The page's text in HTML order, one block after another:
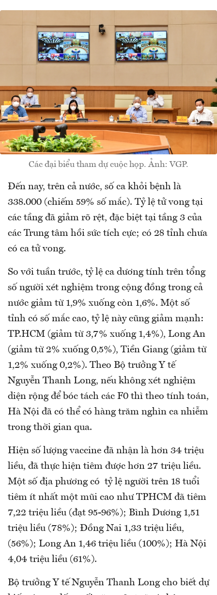
Các đại biểu tham dự cuộc họp. Ảnh: VGP.
Đến nay, trên cả nước, số ca khỏi bệnh là
338.000 (chiếm 59% số mắc). Tỷ lệ tử vong tại
các tầng đã giảm rõ rệt, đặc biệt tại tầng 3 của
các Trung tâm hồi sức tích cực; có 28 tỉnh chưa
có ca tử vong.
So với tuần trước, tỷ lệ ca dương tính trên tổng
số người xét nghiệm trong cộng đồng trong cả
nước giảm từ 1,9% xuống còn 1,6%. Một số
tỉnh có số mắc cao, tỷ lệ này cũng giảm mạnh:
TP.HCM (giảm từ 3,7% xuống 1,4%), Long An
(giảm từ 2% xuống 0,5%), Tiền Giang (giảm từ
1,2% xuống 0,2%). Theo Bộ trưởng Y tế
Nguyễn Thanh Long, nếu không xét nghiệm
diện rộng để bóc tách các F0 thì theo tính toán,
Hà Nội đã có thể có hàng trăm nghìn ca nhiễm
trong thời gian qua.
Hiện số lượng vaccine đã nhận là hơn 34 triệu
liều, đã thực hiện tiêm được hơn 27 triệu liều.
Một số địa phương có tỷ lệ người trên 18 tuổi
tiêm ít nhất một mũi cao như TPHCM đã tiêm
7,22 triệu liều (đạt 95-96%); Bình Dương 1,51
triệu liều (78%); Đồng Nai 1,33 triệu liều,
(56%); Long An 1,46 triệu liều (100%); Hà Nội
4,04 triệu liều (61%).
Bộ trưởng Y tế Nguyễn Thanh Long cho biết dự